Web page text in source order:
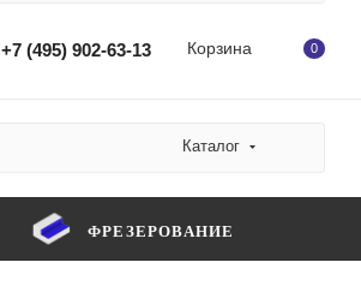
+7 (495) 902-63-13 Корзина 0
Каталог
ФРЕЗЕРОВАНИЕ